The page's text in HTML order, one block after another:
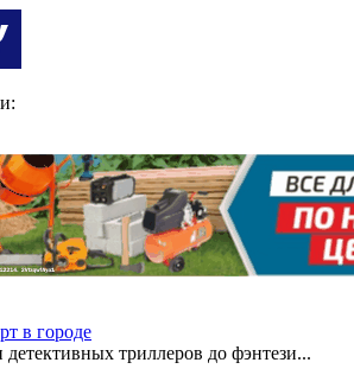
в городе
триллеров до фэнтези...